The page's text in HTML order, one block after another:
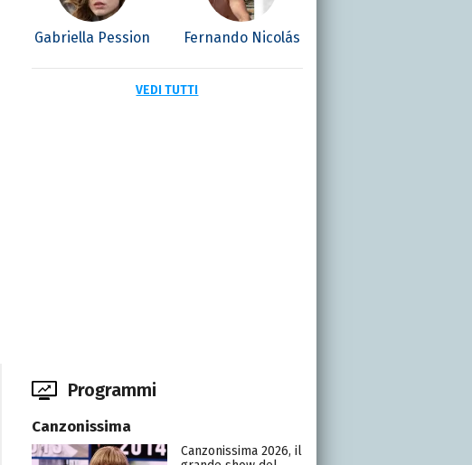
Gabriella Pession Fernando Nicolás
VEDI TUTTI
Programmi
Canzonissima
Canzonissima 2026, il